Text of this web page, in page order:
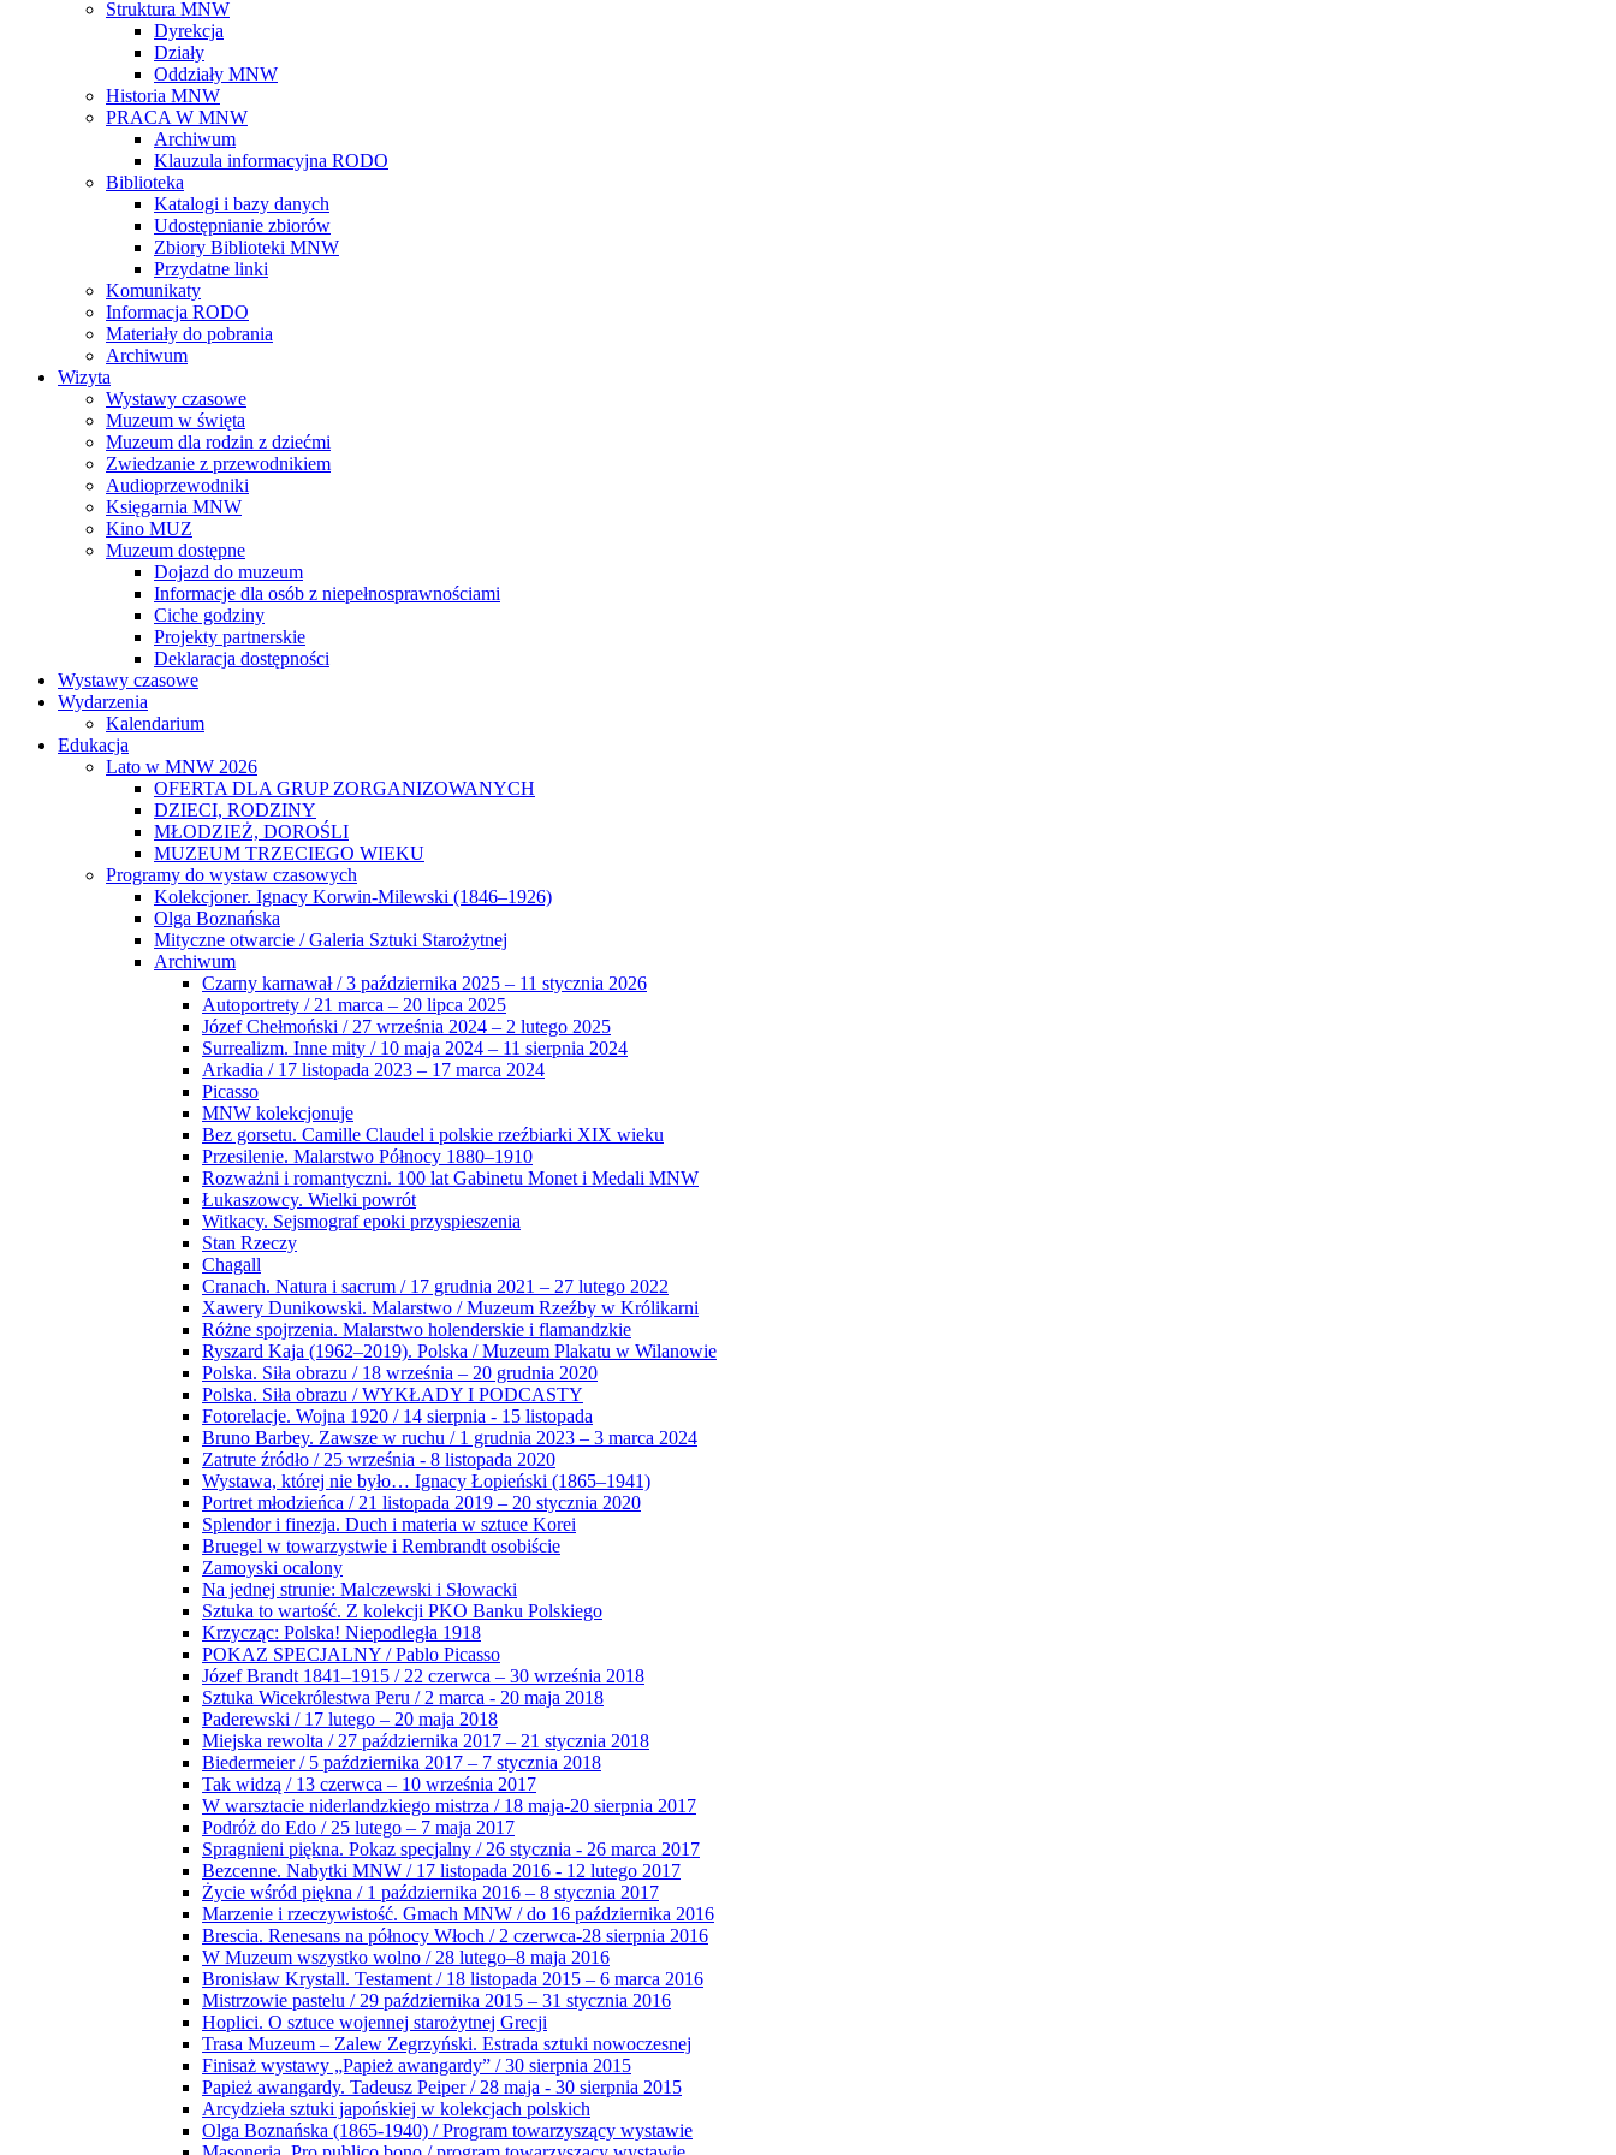
Struktura MNW
Dyrekcja
Działy
Oddziały MNW
Historia MNW
PRACA W MNW
Archiwum
Klauzula informacyjna RODO
Biblioteka
Katalogi i bazy danych
Udostępnianie zbiorów
Zbiory Biblioteki MNW
Przydatne linki
Komunikaty
Informacja RODO
Materiały do pobrania
Archiwum
Wizyta
Wystawy czasowe
Muzeum w święta
Muzeum dla rodzin z dziećmi
Zwiedzanie z przewodnikiem
Audioprzewodniki
Księgarnia MNW
Kino MUZ
Muzeum dostępne
Dojazd do muzeum
Informacje dla osób z niepełnosprawnościami
Ciche godziny
Projekty partnerskie
Deklaracja dostępności
Wystawy czasowe
Wydarzenia
Kalendarium
Edukacja
Lato w MNW 2026
OFERTA DLA GRUP ZORGANIZOWANYCH
DZIECI, RODZINY
MŁODZIEŻ, DOROŚLI
MUZEUM TRZECIEGO WIEKU
Programy do wystaw czasowych
Kolekcjoner. Ignacy Korwin-Milewski (1846–1926)
Olga Boznańska
Mityczne otwarcie / Galeria Sztuki Starożytnej
Archiwum
Czarny karnawał / 3 października 2025 – 11 stycznia 2026
Autoportrety / 21 marca – 20 lipca 2025
Józef Chełmoński / 27 września 2024 – 2 lutego 2025
Surrealizm. Inne mity / 10 maja 2024 – 11 sierpnia 2024
Arkadia / 17 listopada 2023 – 17 marca 2024
Picasso
MNW kolekcjonuje
Bez gorsetu. Camille Claudel i polskie rzeźbiarki XIX wieku
Przesilenie. Malarstwo Północy 1880–1910
Rozważni i romantyczni. 100 lat Gabinetu Monet i Medali MNW
Łukaszowcy. Wielki powrót
Witkacy. Sejsmograf epoki przyspieszenia
Stan Rzeczy
Chagall
Cranach. Natura i sacrum / 17 grudnia 2021 – 27 lutego 2022
Xawery Dunikowski. Malarstwo / Muzeum Rzeźby w Królikarni
Różne spojrzenia. Malarstwo holenderskie i flamandzkie
Ryszard Kaja (1962–2019). Polska / Muzeum Plakatu w Wilanowie
Polska. Siła obrazu / 18 września – 20 grudnia 2020
Polska. Siła obrazu / WYKŁADY I PODCASTY
Fotorelacje. Wojna 1920 / 14 sierpnia - 15 listopada
Bruno Barbey. Zawsze w ruchu / 1 grudnia 2023 – 3 marca 2024
Zatrute źródło / 25 września - 8 listopada 2020
Wystawa, której nie było… Ignacy Łopieński (1865–1941)
Portret młodzieńca / 21 listopada 2019 – 20 stycznia 2020
Splendor i finezja. Duch i materia w sztuce Korei
Bruegel w towarzystwie i Rembrandt osobiście
Zamoyski ocalony
Na jednej strunie: Malczewski i Słowacki
Sztuka to wartość. Z kolekcji PKO Banku Polskiego
Krzycząc: Polska! Niepodległa 1918
POKAZ SPECJALNY / Pablo Picasso
Józef Brandt 1841–1915 / 22 czerwca – 30 września 2018
Sztuka Wicekrólestwa Peru / 2 marca - 20 maja 2018
Paderewski / 17 lutego – 20 maja 2018
Miejska rewolta / 27 października 2017 – 21 stycznia 2018
Biedermeier / 5 października 2017 – 7 stycznia 2018
Tak widzą / 13 czerwca – 10 września 2017
W warsztacie niderlandzkiego mistrza / 18 maja-20 sierpnia 2017
Podróż do Edo / 25 lutego – 7 maja 2017
Spragnieni piękna. Pokaz specjalny / 26 stycznia - 26 marca 2017
Bezcenne. Nabytki MNW / 17 listopada 2016 - 12 lutego 2017
Życie wśród piękna / 1 października 2016 – 8 stycznia 2017
Marzenie i rzeczywistość. Gmach MNW / do 16 października 2016
Brescia. Renesans na północy Włoch / 2 czerwca-28 sierpnia 2016
W Muzeum wszystko wolno / 28 lutego–8 maja 2016
Bronisław Krystall. Testament / 18 listopada 2015 – 6 marca 2016
Mistrzowie pastelu / 29 października 2015 – 31 stycznia 2016
Hoplici. O sztuce wojennej starożytnej Grecji
Trasa Muzeum – Zalew Zegrzyński. Estrada sztuki nowoczesnej
Finisaż wystawy „Papież awangardy” / 30 sierpnia 2015
Papież awangardy. Tadeusz Peiper / 28 maja - 30 sierpnia 2015
Arcydzieła sztuki japońskiej w kolekcjach polskich
Olga Boznańska (1865-1940) / Program towarzyszący wystawie